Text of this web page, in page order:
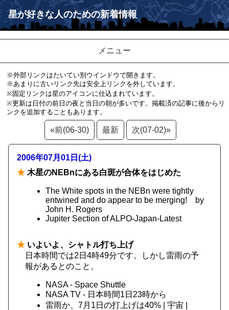
星が好きな人のための新着情報
メニュー
※外部リンクはたいてい別ウインドウで開きます。
※あまりに古いリンク先は安全上リンクを外しています。
※固定リンクは星のアイコンに仕込まれています。
※更新は日付の前日の夜と当日の朝が多いです。掲載済の記事に後からリ
ンクを追加することもあります。
«前(06-30) 最新 次(07-02)»
2006年07月01日(土)
★ 木星のNEBnにある白斑が合体をはじめた
The White spots in the NEBn were tightly
entwined and do appear to be merging! by
John H. Rogers
Jupiter Section of ALPO-Japan-Latest
★ いよいよ、シャトル打ち上げ
日本時間では2日4時49分です。しかし雷雨の予
報があるとのこと。
NASA - Space Shuttle
NASA TV - 日本時間1日23時から
雷雨か、7月1日の打上げは40% | 宇宙 |